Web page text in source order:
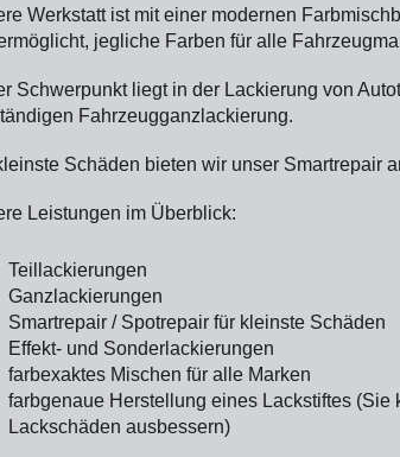
Werkstatt ist mit einer modernen
jegliche Farben für alle
Schwerpunkt liegt in der Lackierung von
Fahrzeugganzlackierung.
Schäden bieten wir unser Smartrepair
Leistungen im Überblick:
Teillackierungen
Ganzlackierungen
Smartrepair / Spotrepair für kleinste Schäden
Effekt- und Sonderlackierungen
farbexaktes Mischen für alle Marken
farbgenaue Herstellung eines Lackstiftes (Sie
Lackschäden ausbessern)